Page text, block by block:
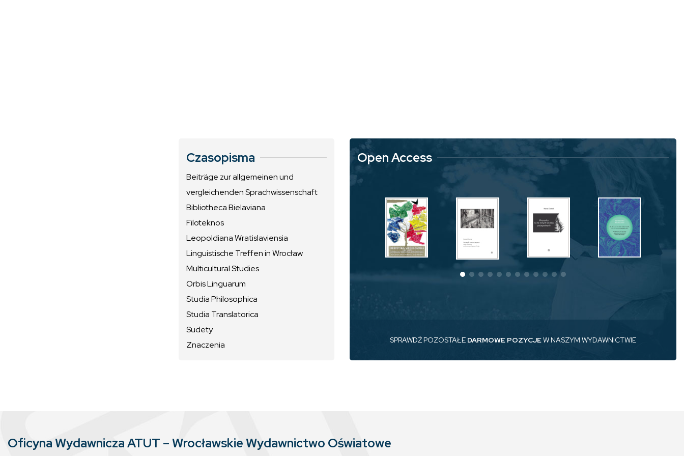
Czasopisma
Beiträge zur allgemeinen und
vergleichenden Sprachwissenschaft
Bibliotheca Bielaviana
Filoteknos
Leopoldiana Wratislaviensia
Linguistische Treffen in Wrocław
Multicultural Studies
Orbis Linguarum
Studia Philosophica
Studia Translatorica
Sudety
Znaczenia
Open Access
SPRAWDŹ POZOSTAŁE DARMOWE POZYCJEW NASZYM WYDAWNICTWIE
Oficyna Wydawnicza ATUT – Wrocławskie Wydawnictwo Oświatowe